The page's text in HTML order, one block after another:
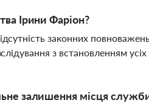
Ірини Фаріон?
законних повноважень
з встановленням
залишення місця